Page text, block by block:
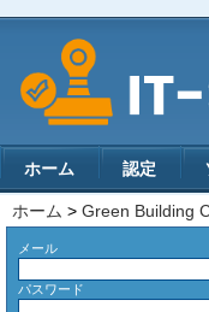
ホーム 認定
ホーム > Green Building
メール
パスワード